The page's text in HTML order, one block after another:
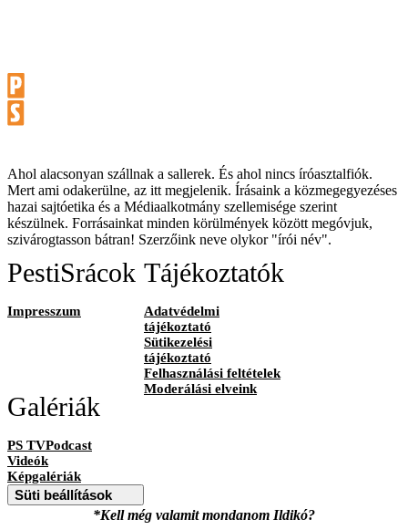
Ahol alacsonyan szállnak a sallerek. És ahol nincs íróasztalfiók.
Mert ami odakerülne, az itt megjelenik. Írásaink a közmegegyezéses
hazai sajtóetika és a Médiaalkotmány szellemisége szerint
készülnek. Forrásainkat minden körülmények között megóvjuk,
szivárogtasson bátran! Szerzőink neve olykor "írói név".
PestiSrácok
Impresszum
Tájékoztatók
Adatvédelmi
tájékoztató
Sütikezelési
tájékoztató
Felhasználási feltételek
Moderálási elveink
Galériák
PS TVPodcast
Videók
Képgalériák
Süti beállítások
*Kell még valamit mondanom Ildikó?